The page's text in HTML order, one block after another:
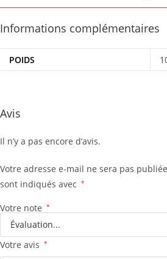
Informations complémentaires
POIDS
Avis
Il n’y a pas encore d’avis.
Votre adresse e-mail ne sera pas
sont indiqués avec *
Votre note *
Votre avis *